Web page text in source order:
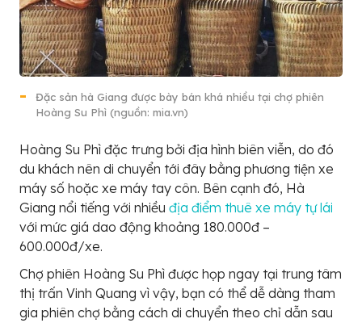
Đặc sản hà Giang được bày bán khá nhiều tại chợ phiên
Hoàng Su Phì (nguồn: mia.vn)
Hoàng Su Phì đặc trưng bởi địa hình biên viễn, do đó
du khách nên di chuyển tới đây bằng phương tiện xe
máy số hoặc xe máy tay côn. Bên cạnh đó, Hà
Giang nổi tiếng với nhiều địa điểm thuê xe máy tự lái
với mức giá dao động khoảng 180.000đ –
600.000đ/xe.
Chợ phiên Hoàng Su Phì được họp ngay tại trung tâm
thị trấn Vinh Quang vì vậy, bạn có thể dễ dàng tham
gia phiên chợ bằng cách di chuyển theo chỉ dẫn sau